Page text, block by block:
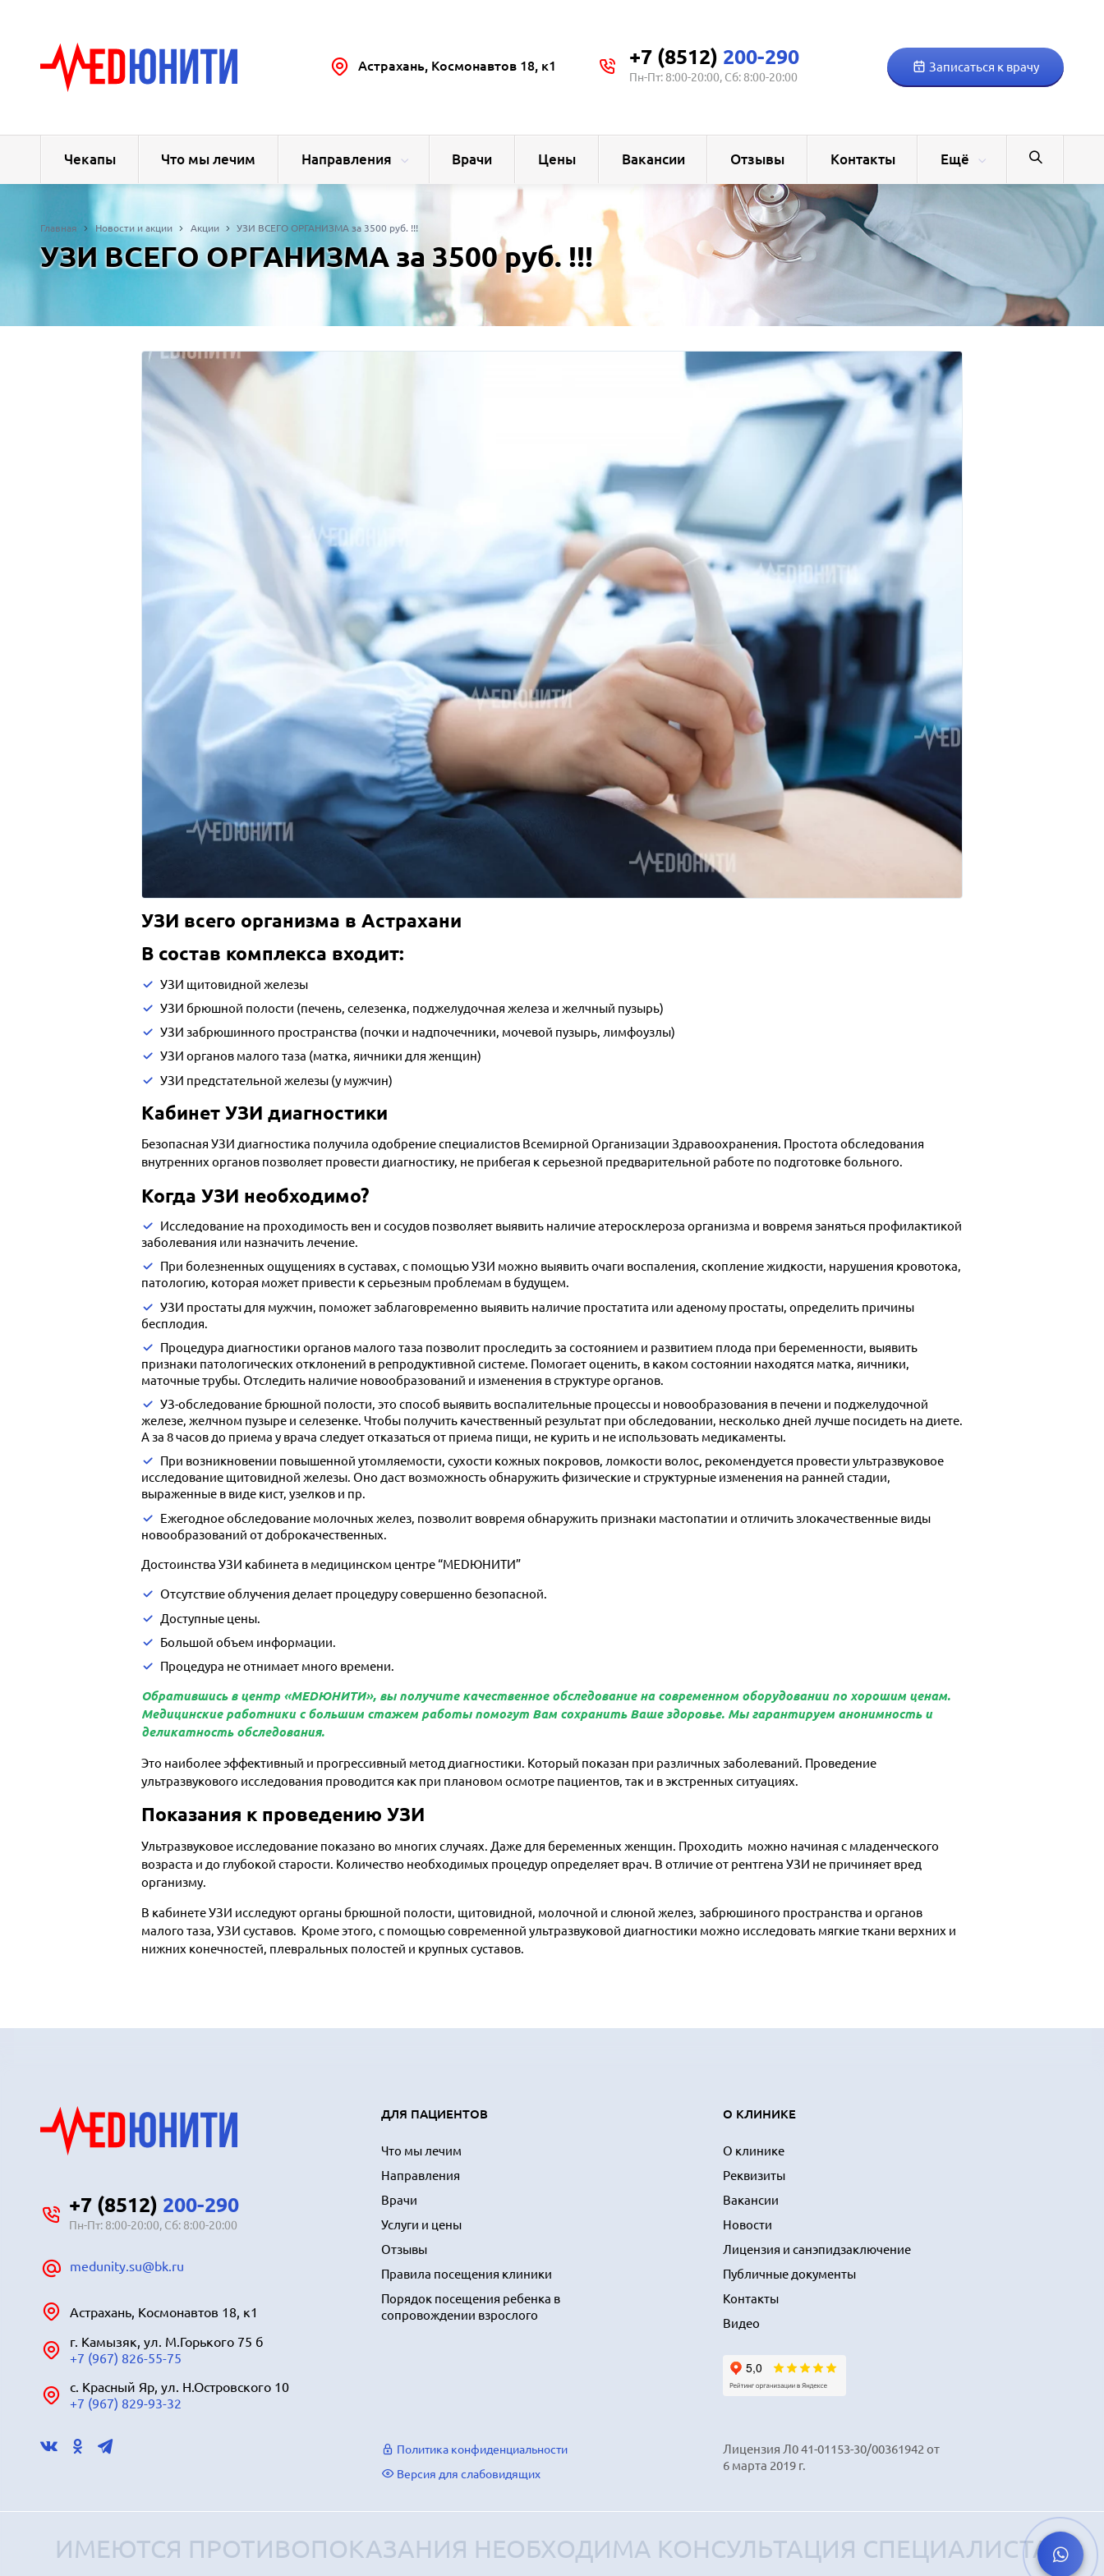
Астрахань, Космонавтов 18, к1 +7 (8512) 200-290
Пн-Пт: 8:00-20:00, Сб: 8:00-20:00
Записаться к врачу
Чекапы Что мы лечим Направления Врачи Цены Вакансии Отзывы Контакты Ещё
Главная Новости и акции Акции УЗИ ВСЕГО ОРГАНИЗМА за 3500 руб. !!!
УЗИ ВСЕГО ОРГАНИЗМА за 3500 руб. !!!
УЗИ всего организма в Астрахани
В состав комплекса входит:
УЗИ щитовидной железы
УЗИ брюшной полости (печень, селезенка, поджелудочная железа и желчный пузырь)
УЗИ забрюшинного пространства (почки и надпочечники, мочевой пузырь, лимфоузлы)
УЗИ органов малого таза (матка, яичники для женщин)
УЗИ предстательной железы (у мужчин)
Кабинет УЗИ диагностики
Безопасная УЗИ диагностика получила одобрение специалистов Всемирной Организации Здравоохранения. Простота обследования
внутренних органов позволяет провести диагностику, не прибегая к серьезной предварительной работе по подготовке больного.
Когда УЗИ необходимо?
Исследование на проходимость вен и сосудов позволяет выявить наличие атеросклероза организма и вовремя заняться профилактикой
заболевания или назначить лечение.
При болезненных ощущениях в суставах, с помощью УЗИ можно выявить очаги воспаления, скопление жидкости, нарушения кровотока,
патологию, которая может привести к серьезным проблемам в будущем.
УЗИ простаты для мужчин, поможет заблаговременно выявить наличие простатита или аденому простаты, определить причины
бесплодия.
Процедура диагностики органов малого таза позволит проследить за состоянием и развитием плода при беременности, выявить
признаки патологических отклонений в репродуктивной системе. Помогает оценить, в каком состоянии находятся матка, яичники,
маточные трубы. Отследить наличие новообразований и изменения в структуре органов.
УЗ-обследование брюшной полости, это способ выявить воспалительные процессы и новообразования в печени и поджелудочной
железе, желчном пузыре и селезенке. Чтобы получить качественный результат при обследовании, несколько дней лучше посидеть на диете.
А за 8 часов до приема у врача следует отказаться от приема пищи, не курить и не использовать медикаменты.
При возникновении повышенной утомляемости, сухости кожных покровов, ломкости волос, рекомендуется провести ультразвуковое
исследование щитовидной железы. Оно даст возможность обнаружить физические и структурные изменения на ранней стадии,
выраженные в виде кист, узелков и пр.
Ежегодное обследование молочных желез, позволит вовремя обнаружить признаки мастопатии и отличить злокачественные виды
новообразований от доброкачественных.
Достоинства УЗИ кабинета в медицинском центре “МЕDЮНИТИ”
Отсутствие облучения делает процедуру совершенно безопасной.
Доступные цены.
Большой объем информации.
Процедура не отнимает много времени.
Обратившись в центр «МЕDЮНИТИ», вы получите качественное обследование на современном оборудовании по хорошим ценам.
Медицинские работники с большим стажем работы помогут Вам сохранить Ваше здоровье. Мы гарантируем анонимность и
деликатность обследования.
Это наиболее эффективный и прогрессивный метод диагностики. Который показан при различных заболеваний. Проведение
ультразвукового исследования проводится как при плановом осмотре пациентов, так и в экстренных ситуациях.
Показания к проведению УЗИ
Ультразвуковое исследование показано во многих случаях. Даже для беременных женщин. Проходить можно начиная с младенческого
возраста и до глубокой старости. Количество необходимых процедур определяет врач. В отличие от рентгена УЗИ не причиняет вред
организму.
В кабинете УЗИ исследуют органы брюшной полости, щитовидной, молочной и слюной желез, забрюшиного пространства и органов
малого таза, УЗИ суставов. Кроме этого, с помощью современной ультразвуковой диагностики можно исследовать мягкие ткани верхних и
нижних конечностей, плевральных полостей и крупных суставов.
+7 (8512) 200-290
Пн-Пт: 8:00-20:00, Сб: 8:00-20:00
medunity.su@bk.ru
Астрахань, Космонавтов 18, к1
г. Камызяк, ул. М.Горького 75 б
+7 (967) 826-55-75
с. Красный Яр, ул. Н.Островского 10
+7 (967) 829-93-32
ДЛЯ ПАЦИЕНТОВ
Что мы лечим
Направления
Врачи
Услуги и цены
Отзывы
Правила посещения клиники
Порядок посещения ребенка в
сопровождении взрослого
О КЛИНИКЕ
О клинике
Реквизиты
Вакансии
Новости
Лицензия и санэпидзаключение
Публичные документы
Контакты
Видео
Политика конфиденциальности
Версия для слабовидящих
Лицензия Л0 41-01153-30/00361942 от
6 марта 2019 г.
ИМЕЮТСЯ ПРОТИВОПОКАЗАНИЯ НЕОБХОДИМА КОНСУЛЬТАЦИЯ СПЕЦИАЛИСТА